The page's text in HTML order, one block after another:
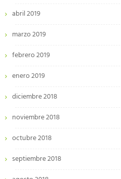
abril 2019
marzo 2019
febrero 2019
enero 2019
diciembre 2018
noviembre 2018
octubre 2018
septiembre 2018